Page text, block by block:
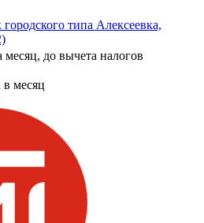
типа Алексеевка,
месяц, до вычета налогов
месяц